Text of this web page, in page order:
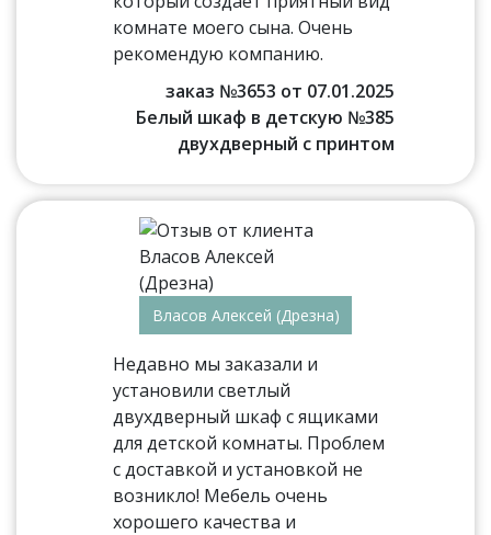
комнате моего сына. Очень
рекомендую компанию.
заказ №3653 от 07.01.2025
Белый шкаф в детскую №385
двухдверный с принтом
Власов Алексей (Дрезна)
Недавно мы заказали и
установили светлый
двухдверный шкаф с ящиками
для детской комнаты. Проблем
с доставкой и установкой не
возникло! Мебель очень
хорошего качества и